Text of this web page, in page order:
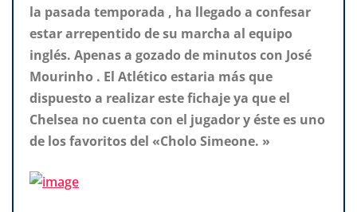
la pasada temporada , ha llegado a confesar
estar arrepentido de su marcha al equipo
inglés. Apenas a gozado de minutos con José
Mourinho . El Atlético estaria más que
dispuesto a realizar este fichaje ya que el
Chelsea no cuenta con el jugador y éste es uno
de los favoritos del «Cholo Simeone. »